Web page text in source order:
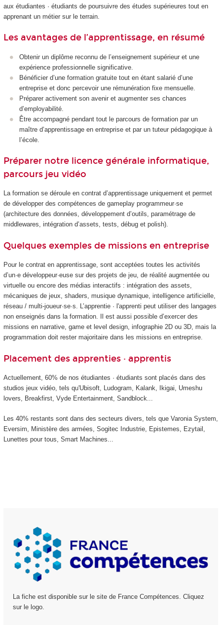
aux étudiantes · étudiants de poursuivre des études supérieures tout en
apprenant un métier sur le terrain.
Les avantages de l’apprentissage, en résumé
Obtenir un diplôme reconnu de l’enseignement supérieur et une
expérience professionnelle significative.
Bénéficier d’une formation gratuite tout en étant salarié d’une
entreprise et donc percevoir une rémunération fixe mensuelle.
Préparer activement son avenir et augmenter ses chances
d’employabilité.
Être accompagné pendant tout le parcours de formation par un
maître d’apprentissage en entreprise et par un tuteur pédagogique à
l’école.
Préparer notre licence générale informatique,
parcours jeu vidéo
La formation se déroule en contrat d’apprentissage uniquement et permet
de développer des compétences de gameplay programmeur·se
(architecture des données, développement d’outils, paramétrage de
middlewares, intégration d’assets, tests, débug et polish).
Quelques exemples de missions en entreprise
Pour le contrat en apprentissage, sont acceptées toutes les activités
d’un·e développeur·euse sur des projets de jeu, de réalité augmentée ou
virtuelle ou encore des médias interactifs : intégration des assets,
mécaniques de jeux, shaders, musique dynamique, intelligence artificielle,
réseau / multi-joueur·se·s. L’apprentie · l'apprenti peut utiliser des langages
non enseignés dans la formation. Il est aussi possible d’exercer des
missions en narrative, game et level design, infographie 2D ou 3D, mais la
programmation doit rester majoritaire dans les missions en entreprise.
Placement des apprenties · apprentis
Actuellement, 60% de nos étudiantes · étudiants sont placés dans des
studios jeux vidéo, tels qu'Ubisoft, Ludogram, Kalank, Ikigai, Umeshu
lovers, Breakfirst, Vyde Entertainment, Sandblock...
Les 40% restants sont dans des secteurs divers, tels que Varonia System,
Eversim, Ministère des armées, Sogitec Industrie, Epistemes, Ezytail,
Lunettes pour tous, Smart Machines...
La fiche est disponible sur le site de France Compétences. Cliquez
sur le logo.